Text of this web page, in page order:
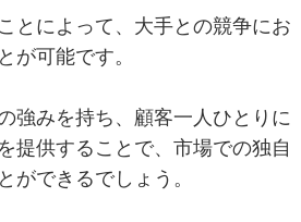
とによって、大手との競争にお
が可能です。
強みを持ち、顧客一人ひとりに
提供することで、市場での独自
ができるでしょう。